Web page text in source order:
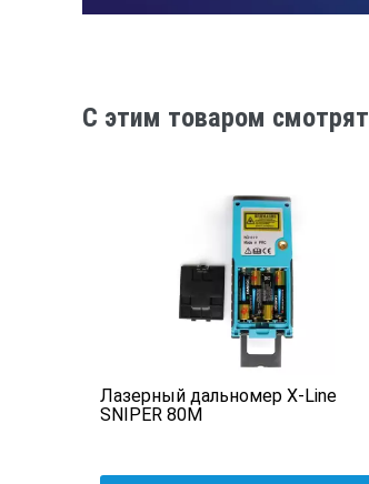
C этим товаром смотрят
Лазерный дальномер X-Line
SNIPER 80М